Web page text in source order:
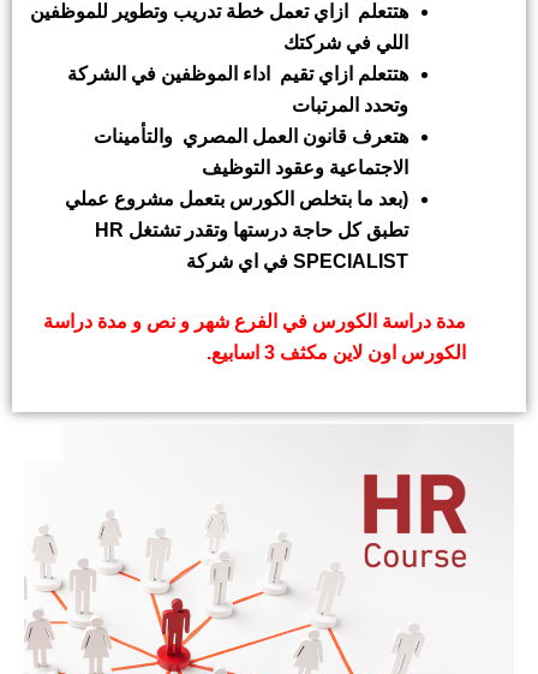
هتتعلم ازاي تعمل خطة تدريب وتطوير للموظفين
اللي في شركتك
هتتعلم ازاي تقيم اداء الموظفين في الشركة
وتحدد المرتبات
هتعرف قانون العمل المصري والتأمينات
الاجتماعية وعقود التوظيف
(بعد ما بتخلص الكورس بتعمل مشروع عملي
تطبق كل حاجة درستها وتقدر تشتغل HR
SPECIALISTفي اي شركة
مدة دراسة الكورس في الفرع شهر و نص و مدة دراسة
الكورس اون لاين مكثف 3 اسابيع.